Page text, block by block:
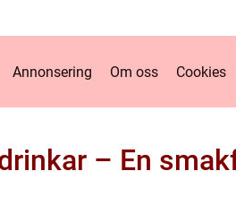
Annonsering Om oss Cookies
– En